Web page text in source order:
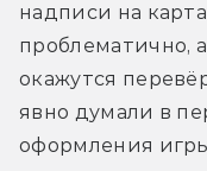
надписи на
проблематично,
окажутся
явно думали в
оформления